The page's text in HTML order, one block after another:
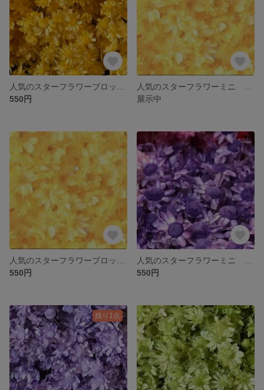
550円
展示中
550円
550円
残り1点